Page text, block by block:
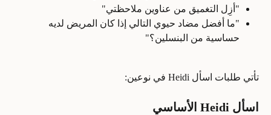
"أزِل التغميق من عناوين ملاحظتي"
"ما أفضل مضاد حيوي التالي إذا كان المريض لديه
حساسية من البنسلين؟"
تأتي طلبات اسأل Heidi في نوعين:
اسأل Heidi الأساسي